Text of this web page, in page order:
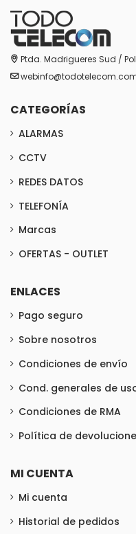
Ptda. Madrigueres Sud /
CATEGORÍAS
ALARMAS
CCTV
REDES DATOS
TELEFONÍA
Marcas
OFERTAS - OUTLET
ENLACES
Pago seguro
Sobre nosotros
Condiciones de envío
Cond. generales de
Condiciones de RMA
Política de
MI CUENTA
Mi cuenta
Historial de pedidos